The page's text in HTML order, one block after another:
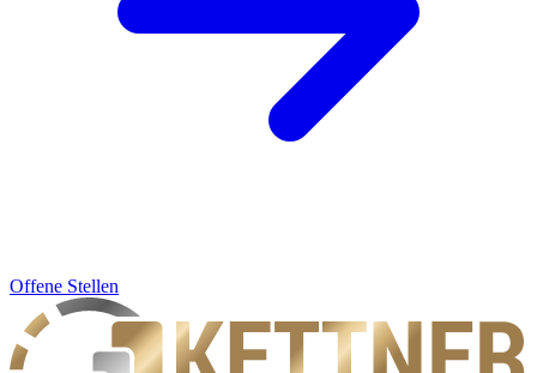
Offene Stellen